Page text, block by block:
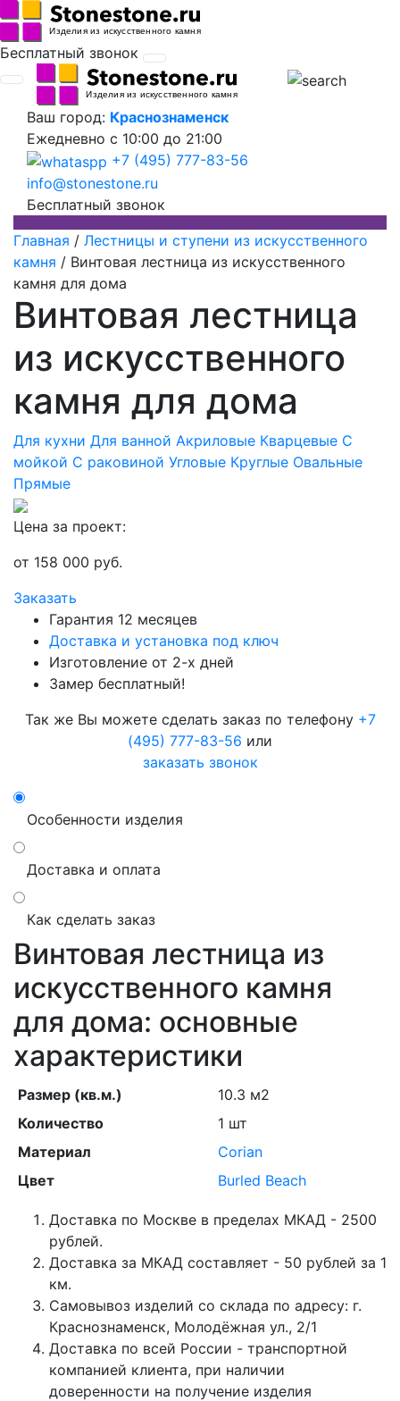
Бесплатный звонок
Ваш город: Краснознаменск
Ежедневно с 10:00 до 21:00
+7 (495) 777-83-56
info@stonestone.ru
Бесплатный звонок
Главная / Лестницы и ступени из искусственного
камня / Винтовая лестница из искусственного
камня для дома
Винтовая лестница
из искусственного
камня для дома
Для кухни Для ванной Акриловые Кварцевые С
мойкой С раковиной Угловые Круглые Овальные
Прямые
Цена за проект:
от 158 000 руб.
Заказать
Гарантия 12 месяцев
Доставка и установка под ключ
Изготовление от 2-х дней
Замер бесплатный!
Так же Вы можете сделать заказ по телефону +7
(495) 777-83-56 или
заказать звонок
Особенности изделия
Доставка и оплата
Как сделать заказ
Винтовая лестница из
искусственного камня
для дома: основные
характеристики
Размер (кв.м.)
10.3 м2
Количество
1 шт
Материал
Corian
Цвет
Burled Beach
Доставка по Москве в пределах МКАД - 2500
рублей.
Доставка за МКАД составляет - 50 рублей за 1
км.
Самовывоз изделий со склада по адресу: г.
Краснознаменск, Молодёжная ул., 2/1
Доставка по всей России - транспортной
компанией клиента, при наличии
доверенности на получение изделия